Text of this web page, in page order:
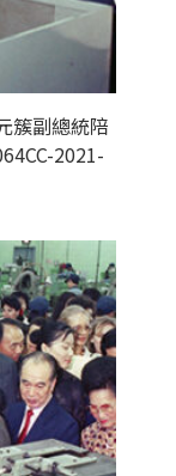
簇副總統陪
2021-